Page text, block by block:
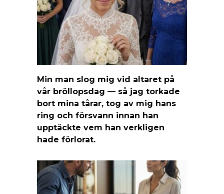
Min man slog mig vid altaret på
vår bröllopsdag — så jag torkade
bort mina tårar, tog av mig hans
ring och försvann innan han
upptäckte vem han verkligen
hade förlorat.